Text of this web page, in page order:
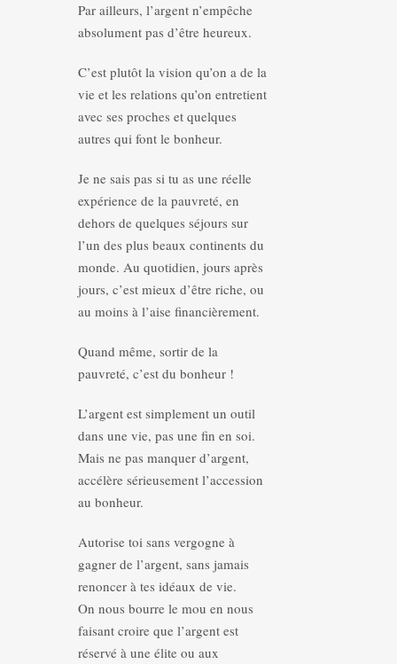
Par ailleurs, l’argent n’empêche
absolument pas d’être heureux.
C’est plutôt la vision qu’on a de la
vie et les relations qu’on entretient
avec ses proches et quelques
autres qui font le bonheur.
Je ne sais pas si tu as une réelle
expérience de la pauvreté, en
dehors de quelques séjours sur
l’un des plus beaux continents du
monde. Au quotidien, jours après
jours, c’est mieux d’être riche, ou
au moins à l’aise financièrement.
Quand même, sortir de la
pauvreté, c’est du bonheur !
L’argent est simplement un outil
dans une vie, pas une fin en soi.
Mais ne pas manquer d’argent,
accélère sérieusement l’accession
au bonheur.
Autorise toi sans vergogne à
gagner de l’argent, sans jamais
renoncer à tes idéaux de vie.
On nous bourre le mou en nous
faisant croire que l’argent est
réservé à une élite ou aux